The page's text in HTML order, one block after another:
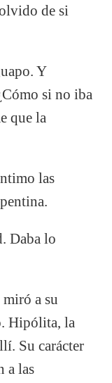
de si
Y
si no iba
que la
las
Daba lo
a su
Hipólita, la
Su carácter
a las